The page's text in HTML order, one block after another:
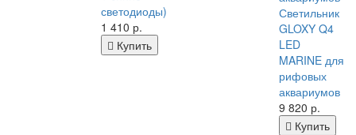
светодиоды)
1 410 р.
Купить
Светильник
GLOXY Q4
LED
MARINE для
рифовых
аквариумов
9 820 р.
Купить